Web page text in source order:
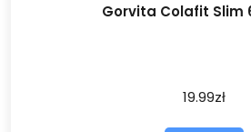
Gorvita Colafit Slim
19.99zł